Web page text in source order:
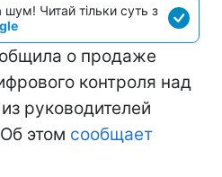
Читай тільки суть з
о продаже
контроля над
руководителей
этом сообщает